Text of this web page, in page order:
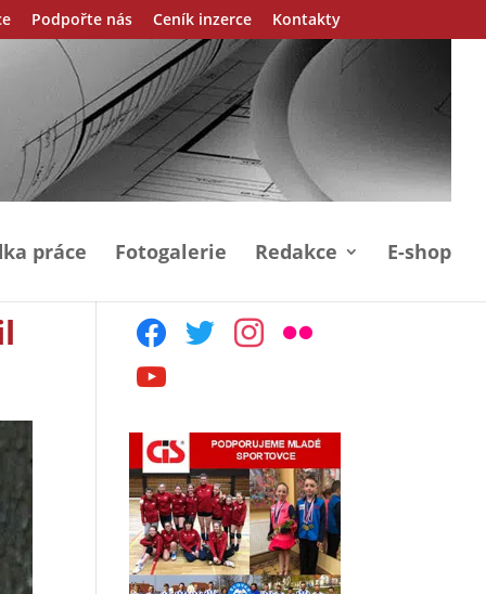
Podpořte nás Ceník inzerce Kontakty
práce Fotogalerie Redakce E-shop
facebooktwitter instagram
flickr
youtube